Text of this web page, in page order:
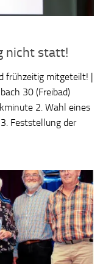
nicht statt!
frühzeitig mitgeteilt! |
30 (Freibad)
2. Wahl eines
Feststellung der